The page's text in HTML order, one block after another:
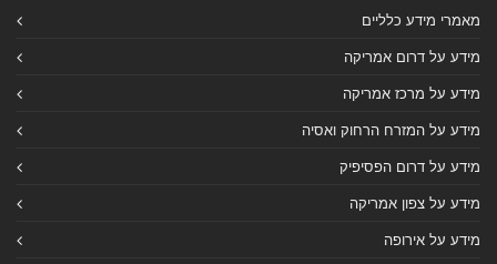
מאמרי מידע כלליים
מידע על דרום אמריקה
מידע על מרכז אמריקה
מידע על המזרח הרחוק ואסיה
מידע על דרום הפסיפיק
מידע על צפון אמריקה
מידע על אירופה